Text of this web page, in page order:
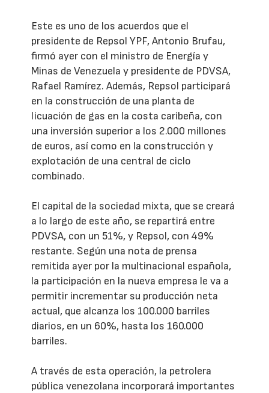
Este es uno de los acuerdos que el
presidente de Repsol YPF, Antonio Brufau,
firmó ayer con el ministro de Energía y
Minas de Venezuela y presidente de PDVSA,
Rafael Ramírez. Además, Repsol participará
en la construcción de una planta de
licuación de gas en la costa caribeña, con
una inversión superior a los 2.000 millones
de euros, así como en la construcción y
explotación de una central de ciclo
combinado.
El capital de la sociedad mixta, que se creará
a lo largo de este año, se repartirá entre
PDVSA, con un 51%, y Repsol, con 49%
restante. Según una nota de prensa
remitida ayer por la multinacional española,
la participación en la nueva empresa le va a
permitir incrementar su producción neta
actual, que alcanza los 100.000 barriles
diarios, en un 60%, hasta los 160.000
barriles.
A través de esta operación, la petrolera
pública venezolana incorporará importantes